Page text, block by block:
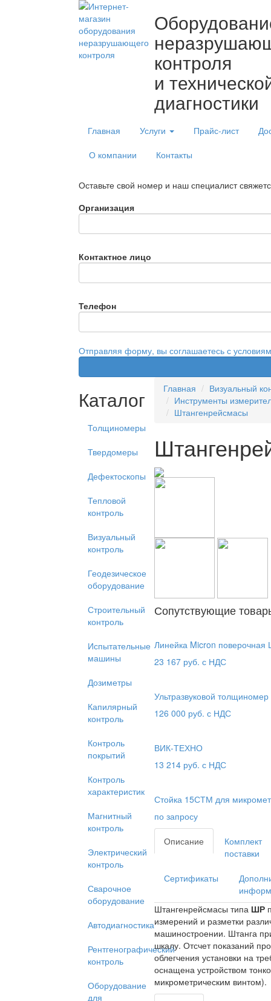
контроля
и
диагностики
Главная Услуги Прайс-лист
О компании
Контакты
Оставьте свой номер и наш специалист
Организация
Контактное лицо
Телефон
Отправляя форму, вы соглашаетесь с
Каталог
Толщиномеры
Твердомеры
Дефектоскопы
Тепловой
контроль
Визуальный
контроль
Геодезическое
оборудование
Строительный
контроль
Испытательные
машины
Дозиметры
Капилярный
контроль
Контроль
покрытий
Контроль
характеристик
Магнитный
контроль
Электрический
контроль
Сварочное
оборудование
Автодиагностика
Рентгенографический
контроль
Оборудование
для
Главная
Визуальный
Инструменты
Штангенрейсмасы
Сопутствующие
Линейка Micron
23 167 руб. с НДС
Ультразвуковой
126 000 руб. с НДС
ВИК-ТЕХНО
13 214 руб. с НДС
Стойка 15СТМ для
по запросу
Описание
Комплект
поставки
Сертификаты
Штангенрейсмасы типа ШР
измерений и разметки
машиностроении. Штанга
шкалу. Отсчет показаний
облегчения установки на
оснащена устройством
микрометрическим винтом).